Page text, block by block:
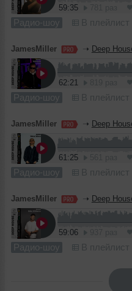
59:35
Радио-шоу В плейлист
JamesMiller ➝ Deep House Selection
62:21
Радио-шоу В плейлист
JamesMiller ➝ Deep House Selection
61:25
Радио-шоу В плейлист
JamesMiller ➝ Deep House Selection
59:06
Радио-шоу В плейлист